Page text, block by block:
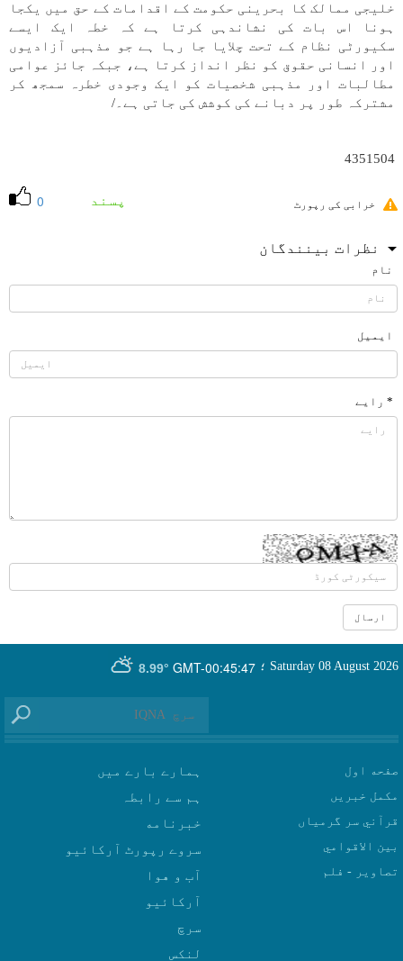
خلیجی ممالک کا بحرینی حکومت کے اقدامات کے حق میں یکجا
ہونا اس بات کی نشاندہی کرتا ہے کہ خطہ ایک ایسے
سکیورٹی نظام کے تحت چلایا جا رہا ہے جو مذہبی آزادیوں
اور انسانی حقوق کو نظر انداز کرتا ہے، جبکہ جائز عوامی
مطالبات اور مذہبی شخصیات کو ایک وجودی خطرہ سمجھ کر
مشترکہ طور پر دبانے کی کوشش کی جاتی ہے۔/
4351504
0 پسند خرابی کی رپورٹ
نظرات بینندگان
نام
ایمیل
* رایے
GMT-00:45:47
8.99° Saturday 08 August 2026 ؛
صفحه اول
مکمل خبریں
قرآني سر گرمياں
بين الاقوامي
تصاوير - فلم
ہمارے بارے میں
ہم سے رابطہ
سروے رپورٹ آرکائیو
آب و هوا
سرچ
لنکس